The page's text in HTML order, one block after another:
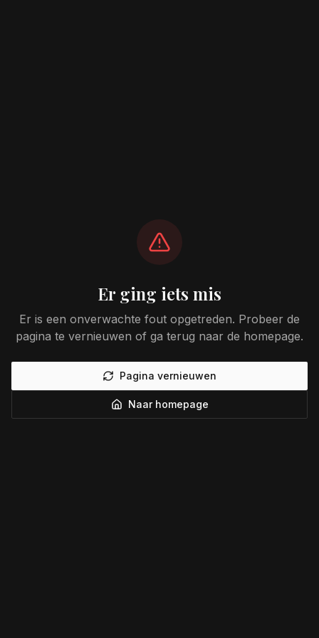
Er ging iets mis
Er is een onverwachte fout opgetreden. Probeer de
pagina te vernieuwen of ga terug naar de homepage.
Pagina vernieuwen
Naar homepage